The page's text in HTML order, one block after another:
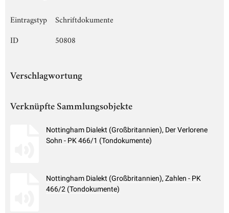
Eintragstyp
Schriftdokumente
ID
50808
Verschlagwortung
Verknüpfte Sammlungsobjekte
Nottingham Dialekt (Großbritannien), Der Verlorene
Sohn - PK 466/1 (Tondokumente)
Nottingham Dialekt (Großbritannien), Zahlen - PK
466/2 (Tondokumente)